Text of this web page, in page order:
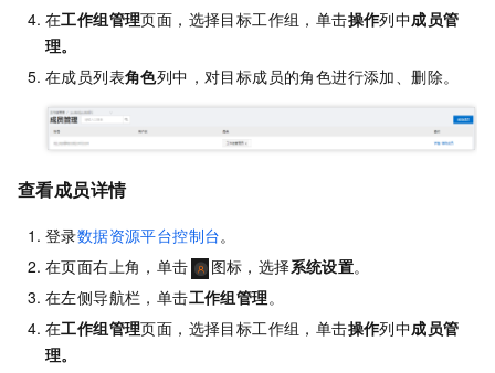
在工作组管理页面，选择目标工作组，单击操作列中成员管
理。
在成员列表角色列中，对目标成员的角色进行添加、删除。
查看成员详情
登录数据资源平台控制台。
在页面右上角，单击
图标，选择系统设置。
在左侧导航栏，单击工作组管理。
在工作组管理页面，选择目标工作组，单击操作列中成员管
理。